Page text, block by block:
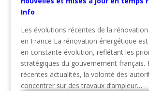
Info
Les évolutions récentes de la
en France La rénovation énergétique
en constante évolution, reflétant les
stratégiques du gouvernement français.
récentes actualités, la volonté des
concentrer sur des travaux d’ampleur…